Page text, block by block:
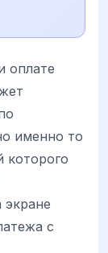
оплате
именно то
которого
с